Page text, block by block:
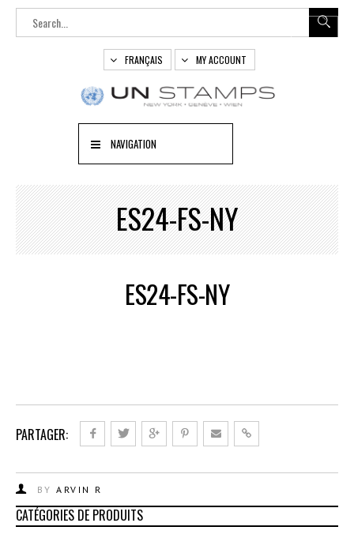
FRANÇAIS MY ACCOUNT
NAVIGATION
ES24-FS-NY
ES24-FS-NY
PARTAGER:
BY ARVIN R
CATÉGORIES DE PRODUITS